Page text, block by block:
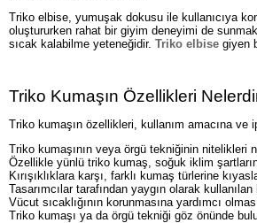
Triko elbise, yumuşak dokusu ile kullanıcıya
oluştururken rahat bir giyim deneyimi de
sıcak kalabilme yeteneğidir. Triko elbise giyen
Triko Kumaşın Özellikleri
Triko kumaşın özellikleri, kullanım amacına
Triko kumaşının veya örgü tekniğinin nitelikleri
Özellikle yünlü triko kumaş, soğuk iklim
Kırışıklıklara karşı, farklı kumaş türlerine
Tasarımcılar tarafından yaygın olarak
Vücut sıcaklığının korunmasına yardımcı
Triko kumaşı ya da örgü tekniği göz önünde